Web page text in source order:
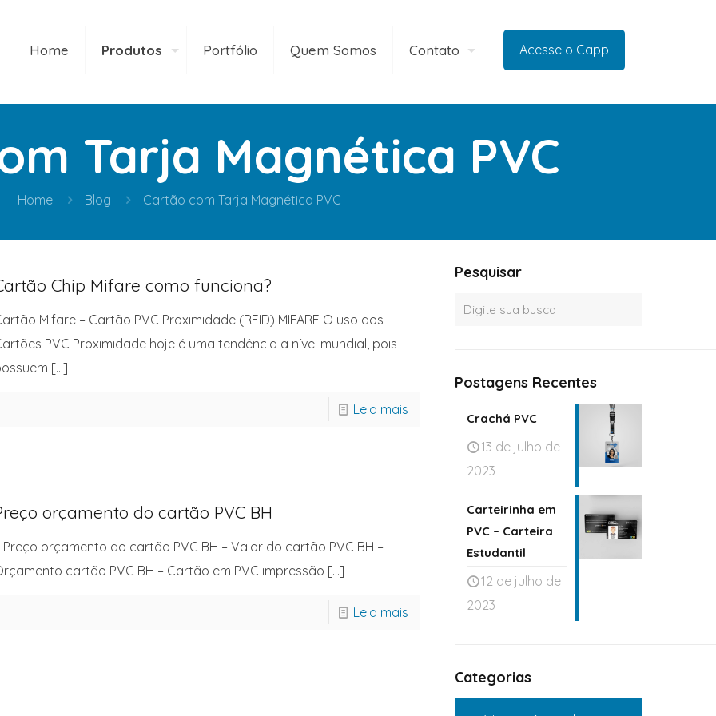
Home Produtos Portfólio Quem Somos Contato Acesse o Capp
Tarja Magnética PVC
Home Blog Cartão com Tarja Magnética PVC
Chip Mifare como funciona?
Mifare – Cartão PVC Proximidade (RFID) MIFARE O uso dos
PVC Proximidade hoje é uma tendência a nível mundial, pois
[…]
Leia mais
orçamento do cartão PVC BH
Preço orçamento do cartão PVC BH – Valor do cartão PVC BH –
cartão PVC BH – Cartão em PVC impressão […]
Leia mais
Pesquisar
Postagens Recentes
Crachá PVC
13 de julho de
2023
Carteirinha em
PVC – Carteira
Estudantil
12 de julho de
2023
Categorias